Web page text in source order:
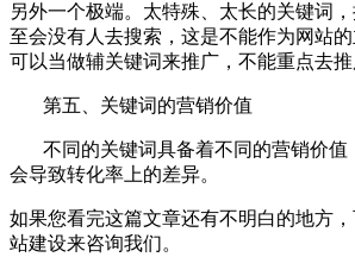
另外一个极端。太特殊、太长的关键词
至会没有人去搜索，这是不能作为网站
可以当做辅关键词来推广，不能重点
第五、关键词的营销价值
不同的关键词具备着不同的营销价值
会导致转化率上的差异。
如果您看完这篇文章还有不明白的地方
站建设来咨询我们。